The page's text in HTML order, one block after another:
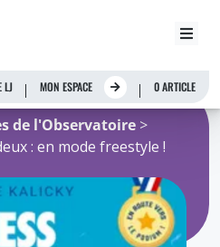
LJ MON ESPACE 0 ARTICLE
de l'Observatoire >
: en mode freestyle !